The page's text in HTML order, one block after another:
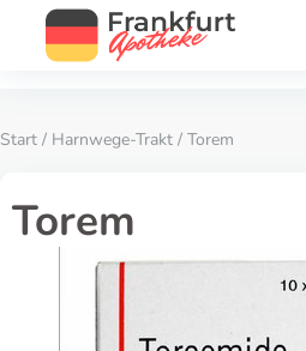
Start / Harnwege-Trakt / Torem
Torem